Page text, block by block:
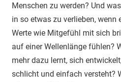
Menschen zu werden? Und
in so etwas zu verlieben, wenn
Werte wie Mitgefühl mit sich
auf einer Wellenlänge fühlen?
mehr dazu lernt, sich
schlicht und einfach versteht?